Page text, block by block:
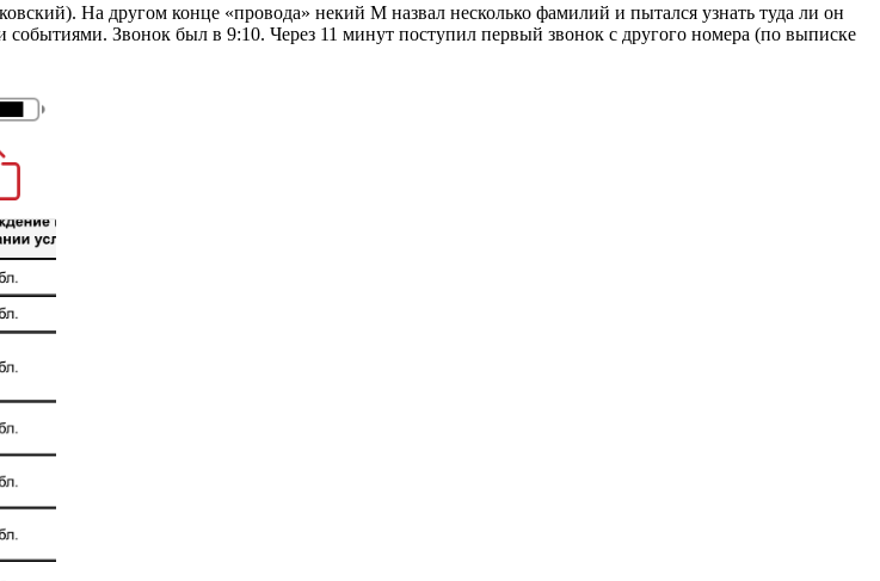
На другом конце «провода» некий М назвал несколько фамилий и пытался узнать туда ли он
Звонок был в 9:10. Через 11 минут поступил первый звонок с другого номера (по выписке